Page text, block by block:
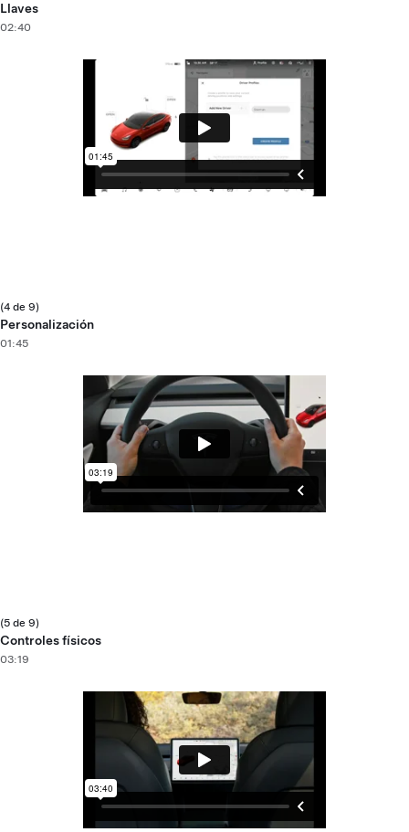
Llaves
02:40
(4 de 9)
Personalización
01:45
(5 de 9)
Controles físicos
03:19